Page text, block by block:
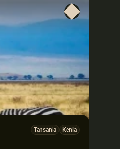
Tansania Kenia